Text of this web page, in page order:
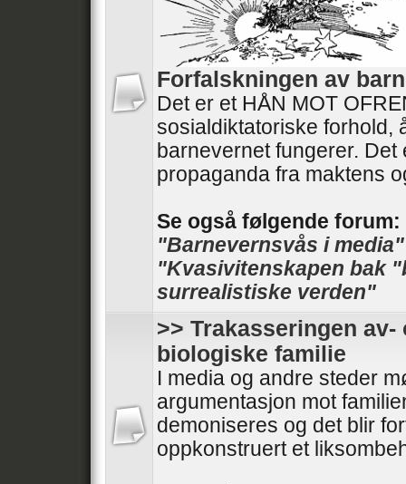
Forfalskningen av
Det er et HÅN MOT
sosialdiktatoriske forhold,
barnevernet fungerer. Det
propaganda fra maktens
Se også følgende forum:
"Barnevernsvås i media"
"Kvasivitenskapen bak
surrealistiske verden"
>> Trakasseringen
biologiske familie
I media og andre steder
argumentasjon mot
demoniseres og det blir
oppkonstruert et